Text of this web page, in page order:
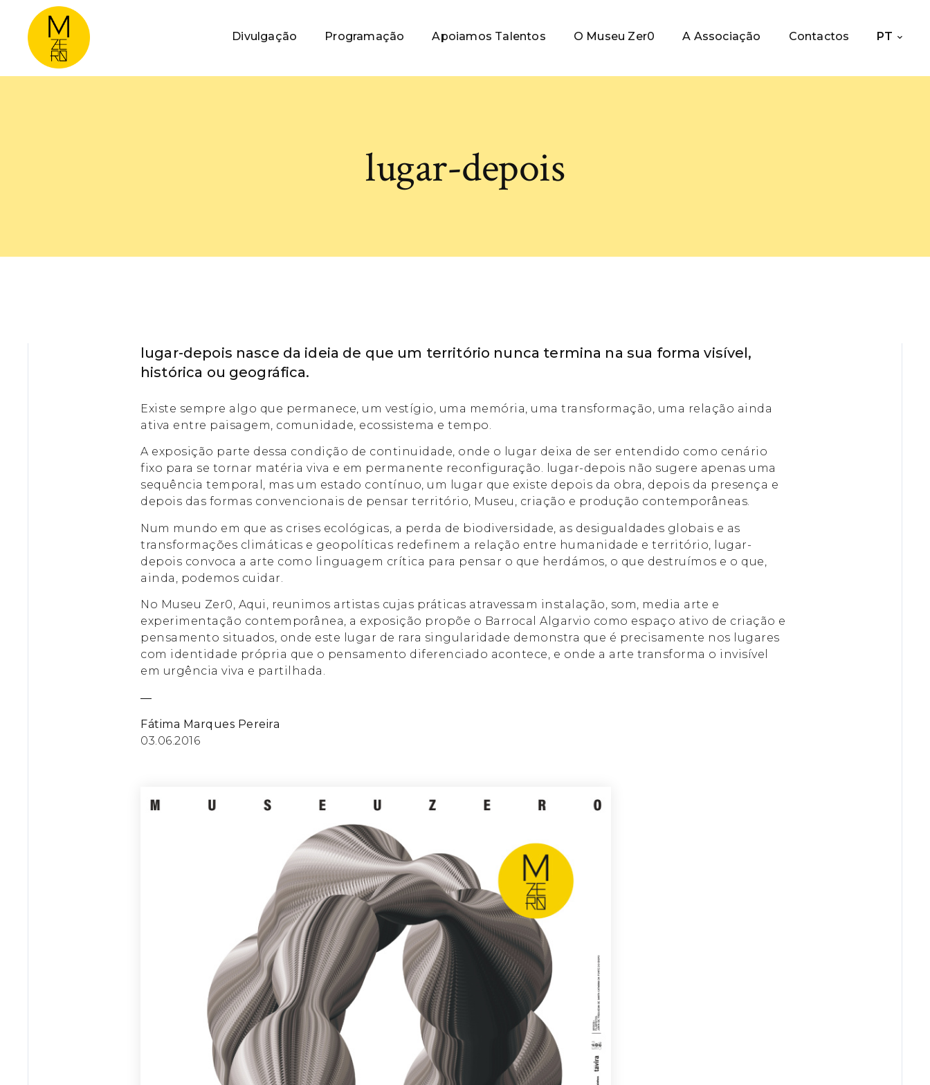
Divulgação Programação Apoiamos Talentos O Museu Zer0 A Associação Contactos PT
lugar-depois
lugar-depois nasce da ideia de que um território nunca termina na sua forma visível,
histórica ou geográfica.
Existe sempre algo que permanece, um vestígio, uma memória, uma transformação, uma relação ainda
ativa entre paisagem, comunidade, ecossistema e tempo.
A exposição parte dessa condição de continuidade, onde o lugar deixa de ser entendido como cenário
fixo para se tornar matéria viva e em permanente reconfiguração. lugar-depois não sugere apenas uma
sequência temporal, mas um estado contínuo, um lugar que existe depois da obra, depois da presença e
depois das formas convencionais de pensar território, Museu, criação e produção contemporâneas.
Num mundo em que as crises ecológicas, a perda de biodiversidade, as desigualdades globais e as
transformações climáticas e geopolíticas redefinem a relação entre humanidade e território, lugar-
depois convoca a arte como linguagem crítica para pensar o que herdámos, o que destruímos e o que,
ainda, podemos cuidar.
No Museu Zer0, Aqui, reunimos artistas cujas práticas atravessam instalação, som, media arte e
experimentação contemporânea, a exposição propõe o Barrocal Algarvio como espaço ativo de criação e
pensamento situados, onde este lugar de rara singularidade demonstra que é precisamente nos lugares
com identidade própria que o pensamento diferenciado acontece, e onde a arte transforma o invisível
em urgência viva e partilhada.
—
Fátima Marques Pereira
03.06.2016